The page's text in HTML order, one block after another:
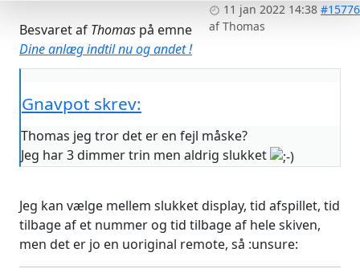
11 jan 2022 14:38 #15776
afThomas
Besvaret af Thomas på emne
Dine anlæg indtil nu og andet !
Gnavpot skrev:
Thomas jeg tror det er en fejl måske?
Jeg har 3 dimmer trin men aldrig slukket
Jeg kan vælge mellem slukket display, tid afspillet, tid
tilbage af et nummer og tid tilbage af hele skiven,
men det er jo en uoriginal remote, så :unsure: